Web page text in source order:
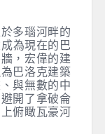
多瑙河畔的
為現在的巴
，宏偉的建
巴洛克建築
與無數的中
開了拿破侖
俯瞰瓦豪河